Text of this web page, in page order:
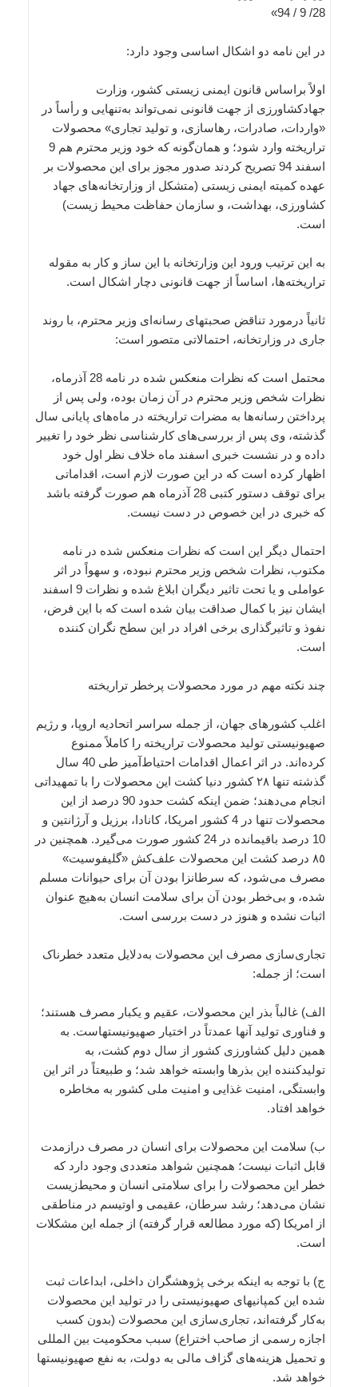
28/ 9 / 94»
در این نامه دو اشکال اساسی وجود دارد:
اولاً براساس قانون ایمنی زیستی کشور، وزارت
جهادکشاورزی از جهت قانونی نمی‌تواند به‌تنهایی و رأساً در
«واردات، صادرات، رهاسازی، و تولید تجاری‌» محصولات
تراریخته وارد شود؛ و همان‌گونه که خود وزیر محترم هم 9
اسفند 94 تصریح کردند صدور مجوز برای این محصولات بر
عهده کمیته ایمنی زیستی (متشکل از وزارتخانه‌های جهاد
کشاورزی، بهداشت، و سازمان حفاظت محیط زیست)
است.
به این ترتیب ورود این وزارتخانه با این ساز و کار به مقوله
تراریخته‌ها، اساساً از جهت قانونی دچار اشکال است.
ثانیاً درمورد تناقض صحبتهای رسانه‌ای وزیر محترم، با روند
جاری در وزارتخانه، احتمالاتی متصور است:
محتمل است که نظرات منعکس شده در نامه 28 آذرماه،
نظرات شخص وزیر محترم در آن زمان بوده، ولی پس از
پرداختن رسانه‌ها به مضرات تراریخته در ماه‌های پایانی سال
گذشته، وی پس از بررسی‌های کارشناسی نظر خود را تغییر
داده و در نشست خبری اسفند ماه خلاف نظر اول خود
اظهار کرده است که در این صورت لازم است، اقداماتی
برای توقف دستور کتبی 28 آذرماه هم صورت گرفته باشد
که خبری در این خصوص در دست نیست.
احتمال دیگر این است که نظرات منعکس شده در نامه
مکتوب، نظرات شخص وزیر محترم نبوده، و سهواً در اثر
عواملی و یا تحت تاثیر دیگران ابلاغ شده و نظرات 9 اسفند
ایشان نیز با کمال صداقت بیان شده است که با این فرض،
نفوذ و تاثیرگذاری برخی افراد در این سطح نگران کننده
است.
چند نکته مهم در مورد محصولات پرخطر تراریخته
اغلب کشورهای جهان، از جمله سراسر اتحادیه اروپا، و رژیم
صهیونیستی تولید محصولات تراریخته را کاملاً ممنوع
کرده‌اند. در اثر اعمال اقدامات احتیاط‌آمیز طی 40 سال
گذشته تنها ٢٨ کشور دنیا کشت این محصولات را با تمهیداتی
انجام می‌دهند؛ ضمن اینکه کشت حدود 90 درصد از این
محصولات تنها در 4 کشور امریکا، کانادا، برزیل و آرژانتین و
10 درصد باقیمانده در 24 کشور صورت می‌گیرد. همچنین در
٨٥ درصد کشت این محصولات علف‌کش «گلیفوسیت»
مصرف می‌شود، که سرطانزا بودن آن برای حیوانات مسلم
شده، و بی‌خطر بودن آن برای سلامت انسان به‌هیچ عنوان
اثبات نشده و هنوز در دست بررسی است.
تجاری‌سازی مصرف این محصولات به‌دلایل متعدد خطرناک
است؛ از جمله:
الف) غالباً بذر این محصولات، عقیم و یکبار مصرف هستند؛
و فناوری تولید آنها عمدتاً در اختیار صهیونیستهاست. به
همین دلیل کشاورزی کشور از سال دوم کشت، به
تولیدکننده این بذرها وابسته خواهد شد؛ و طبیعتاً در اثر این
وابستگی، امنیت غذایی و امنیت ملی کشور به مخاطره
خواهد افتاد.
ب) سلامت این محصولات برای انسان در مصرف درازمدت
قابل اثبات نیست؛ همچنین شواهد متعددی وجود دارد که
خطر این محصولات را برای سلامتی انسان و محیط‌زیست
نشان می‌دهد؛ رشد سرطان، عقیمی و اوتیسم در مناطقی
از امریکا (که مورد مطالعه قرار گرفته) از جمله این مشکلات
است.
ج) با توجه به اینکه برخی پژوهشگران داخلی، ابداعات ثبت
شده این کمپانیهای صهیونیستی را در تولید این محصولات
به‌کار گرفته‌اند، تجاری‌سازی این محصولات (بدون کسب
اجازه رسمی از صاحب اختراع) سبب محکومیت بین المللی
و تحمیل هزینه‌های گزاف مالی به دولت، به نفع صهیونیستها
خواهد شد.